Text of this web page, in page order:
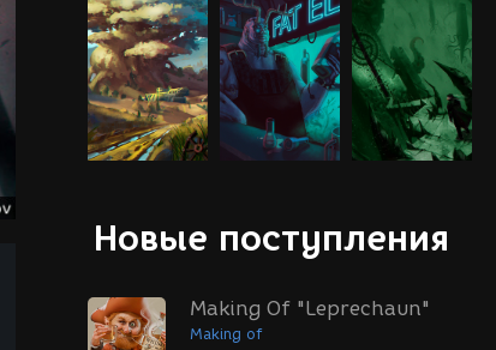
Новые поступления
Making Of "Leprechaun"
Making of